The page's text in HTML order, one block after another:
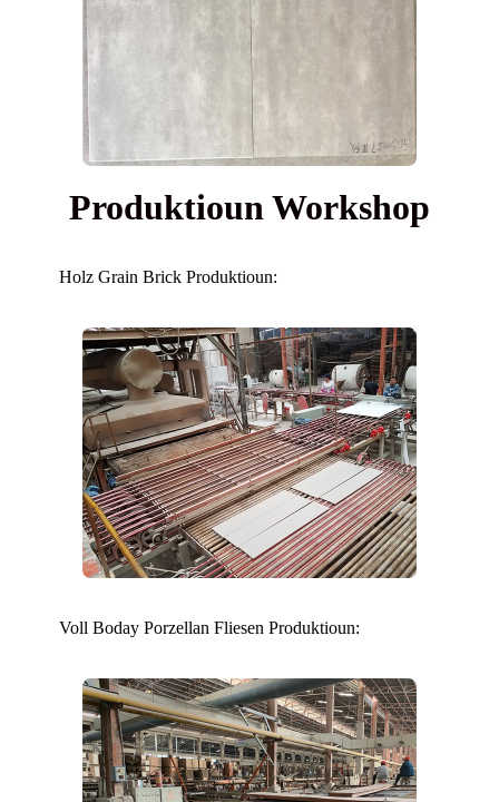
Produktioun Workshop
Holz Grain Brick Produktioun:
Voll Boday Porzellan Fliesen Produktioun: